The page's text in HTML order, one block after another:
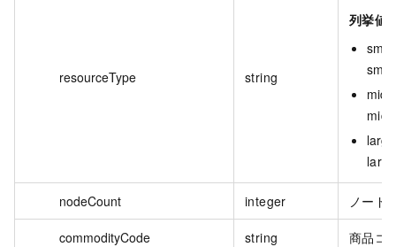
resourceType string
列挙値:
nodeCount integer ノード
commodityCode string 商品コ